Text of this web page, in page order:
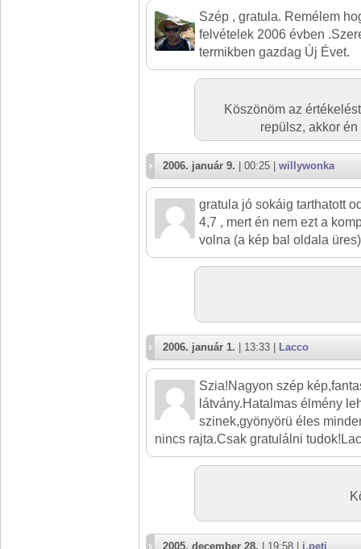
Szép , gratula. Remélem
felvételek 2006 évben
termikben gazdag Új Évet.
Köszönöm az
repülsz, akkor
2006. január 9. | 00:25 | willywonka
gratula jó sokáig tarthatott
4,7 , mert én nem ezt a
volna (a kép bal oldala üres)
2006. január 1. | 13:33 | Lacco
Szia!Nagyon szép
látvány.Hatalmas élmény
szinek,gyönyörü éles
nincs rajta.Csak gratulálni
2005. december 28. | 19:58 | j.peti